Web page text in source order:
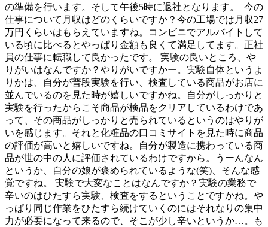
の準備を行います。そして午後5時に退社となります。 今の
仕事について月収はどのくらいですか？今の工場では月収27
万円くらいはもらえていますね。コンビニでアルバイトして
いる頃に比べるとやっぱり金額も良くて満足してます。正社
員の仕事に転職して良かったです。 実験の良いところ、や
りがいはなんですか？やりがいですかー。実験自体というよ
りかは、自分が普段実験を行い、検査している商品がお店に
並んでいるのを見た時が嬉しいですかね。自分がしっかりと
実験を行ったからこそ商品が検品をクリアしているわけであ
って、その商品がしっかりと売られているというのはやりが
いを感じます。それと化粧品の口コミサイトを見た時に商品
の評価が高いと嬉しいですね。自分が製造に携わっている商
品が世の中の人に評価されているわけですから。うーんなん
というか、自分の娘が褒められているような(笑)、そんな感
覚ですね。 実験で大変なことはなんですか？実験の業務で
辛いのはひたすら実験、検査をするということですかね。や
っぱり同じ作業をひたすら続けていくのにはそれなりの集中
力が必要になって来るので、そこが少し辛いというか…。も